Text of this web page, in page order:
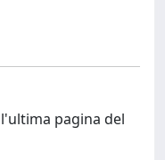
pagina del